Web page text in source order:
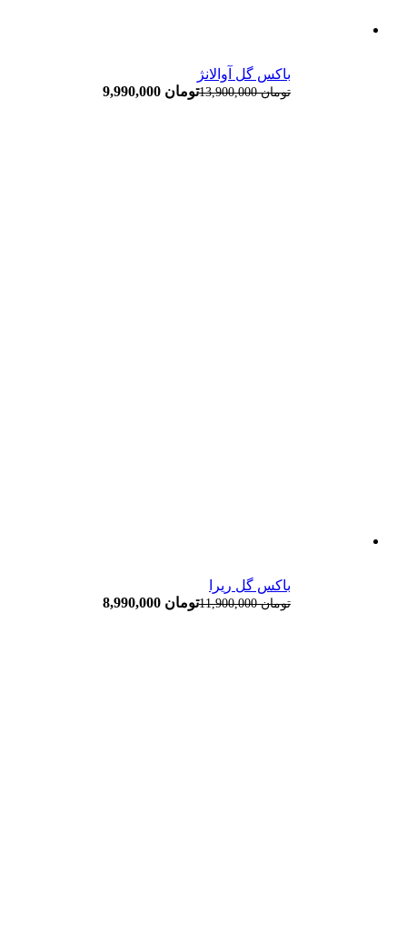
باکس گل آوالانژ
تومان13,900,000 تومان9,990,000
باکس گل ریرا
تومان11,900,000 تومان8,990,000